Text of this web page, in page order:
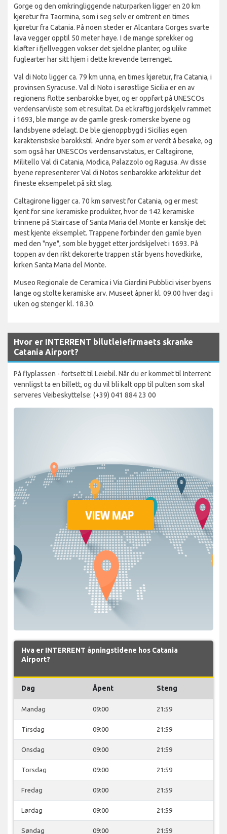
Gorge og den omkringliggende naturparken ligger en 20 km
kjøretur fra Taormina, som i seg selv er omtrent en times
kjøretur fra Catania. På noen steder er Alcantara Gorges svarte
lava vegger opptil 50 meter høye. I de mange sprekker og
kløfter i fjellveggen vokser det sjeldne planter, og ulike
fuglearter har sitt hjem i dette krevende terrenget.
Val di Noto ligger ca. 79 km unna, en times kjøretur, fra Catania, i
provinsen Syracuse. Val di Noto i sørøstlige Sicilia er en av
regionens flotte senbarokke byer, og er oppført på UNESCOs
verdensarvliste som et resultat. Da et kraftig jordskjelv rammet
i 1693, ble mange av de gamle gresk-romerske byene og
landsbyene ødelagt. De ble gjenoppbygd i Sicilias egen
karakteristiske barokkstil. Andre byer som er verdt å besøke, og
som også har UNESCOs verdensarvstatus, er Caltagirone,
Militello Val di Catania, Modica, Palazzolo og Ragusa. Av disse
byene representerer Val di Notos senbarokke arkitektur det
fineste eksempelet på sitt slag.
Caltagirone ligger ca. 70 km sørvest for Catania, og er mest
kjent for sine keramiske produkter, hvor de 142 keramiske
trinnene på Staircase of Santa Maria del Monte er kanskje det
mest kjente eksemplet. Trappene forbinder den gamle byen
med den "nye", som ble bygget etter jordskjelvet i 1693. På
toppen av den rikt dekorerte trappen står byens hovedkirke,
kirken Santa Maria del Monte.
Museo Regionale de Ceramica i Via Giardini Pubblici viser byens
lange og stolte keramiske arv. Museet åpner kl. 09.00 hver dag i
uken og stenger kl. 18.30.
Hvor er INTERRENT bilutleiefirmaets skranke
Catania Airport?
På flyplassen - fortsett til Leiebil. Når du er kommet til Interrent
vennligst ta en billett, og du vil bli kalt opp til pulten som skal
serveres Veibeskyttelse: (+39) 041 884 23 00
Hva er INTERRENT åpningstidene hos Catania
Airport?
Dag Åpent Steng
Mandag 09:00 21:59
Tirsdag 09:00 21:59
Onsdag 09:00 21:59
Torsdag 09:00 21:59
Fredag 09:00 21:59
Lørdag 09:00 21:59
Søndag 09:00 21:59